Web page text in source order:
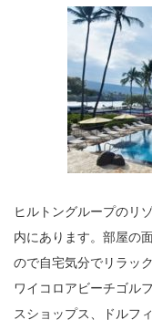
ヒルトングループのリ
内にあります。部屋の
ので自宅気分でリラッ
ワイコロアビーチゴル
スショップス、ドルフ